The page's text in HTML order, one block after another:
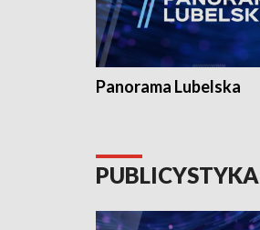
Panorama Lubelska
PUBLICYSTYKA